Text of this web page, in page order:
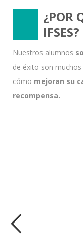
¿POR
IFSES?
Nuestros alumnos
de éxito son
cómo mejoran su
recompensa.